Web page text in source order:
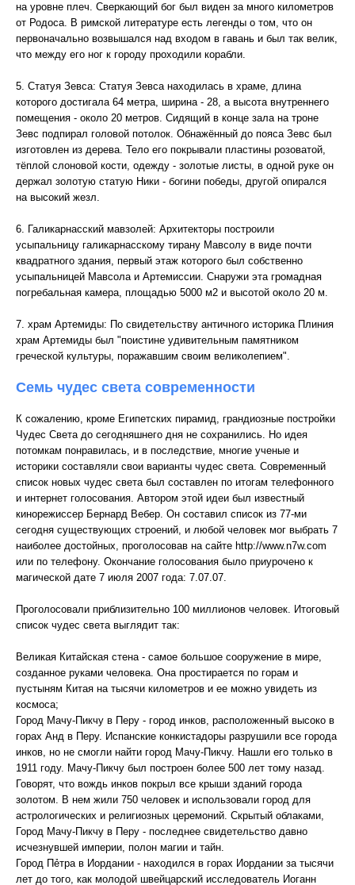
на уровне плеч. Сверкающий бог был виден за много километров
от Родоса. В римской литературе есть легенды о том, что он
первоначально возвышался над входом в гавань и был так велик,
что между его ног к городу проходили корабли.
5. Статуя Зевса: Статуя Зевса находилась в храме, длина
которого достигала 64 метра, ширина - 28, а высота внутреннего
помещения - около 20 метров. Сидящий в конце зала на троне
Зевс подпирал головой потолок. Обнажённый до пояса Зевс был
изготовлен из дерева. Тело его покрывали пластины розоватой,
тёплой слоновой кости, одежду - золотые листы, в одной руке он
держал золотую статую Ники - богини победы, другой опирался
на высокий жезл.
6. Галикарнасский мавзолей: Архитекторы построили
усыпальницу галикарнасскому тирану Мавсолу в виде почти
квадратного здания, первый этаж которого был собственно
усыпальницей Мавсола и Артемиссии. Снаружи эта громадная
погребальная камера, площадью 5000 м2 и высотой около 20 м.
7. храм Артемиды: По свидетельству античного историка Плиния
храм Артемиды был "поистине удивительным памятником
греческой культуры, поражавшим своим великолепием".
Семь чудес света современности
К сожалению, кроме Египетских пирамид, грандиозные постройки
Чудес Света до сегодняшнего дня не сохранились. Но идея
потомкам понравилась, и в последствие, многие ученые и
историки составляли свои варианты чудес света. Современный
список новых чудес света был составлен по итогам телефонного
и интернет голосования. Автором этой идеи был известный
кинорежиссер Бернард Вебер. Он составил список из 77-ми
сегодня существующих строений, и любой человек мог выбрать 7
наиболее достойных, проголосовав на сайте http://www.n7w.com
или по телефону. Окончание голосования было приурочено к
магической дате 7 июля 2007 года: 7.07.07.
Проголосовали приблизительно 100 миллионов человек. Итоговый
список чудес света выглядит так:
Великая Китайская стена - самое большое сооружение в мире,
созданное руками человека. Она простирается по горам и
пустыням Китая на тысячи километров и ее можно увидеть из
космоса;
Город Мачу-Пикчу в Перу - город инков, расположенный высоко в
горах Анд в Перу. Испанские конкистадоры разрушили все города
инков, но не смогли найти город Мачу-Пикчу. Нашли его только в
1911 году. Мачу-Пикчу был построен более 500 лет тому назад.
Говорят, что вождь инков покрыл все крыши зданий города
золотом. В нем жили 750 человек и использовали город для
астрологических и религиозных церемоний. Скрытый облаками,
Город Мачу-Пикчу в Перу - последнее свидетельство давно
исчезнувшей империи, полон магии и тайн.
Город Пẻтра в Иордании - находился в горах Иордании за тысячи
лет до того, как молодой швейцарский исследователь Иоганн